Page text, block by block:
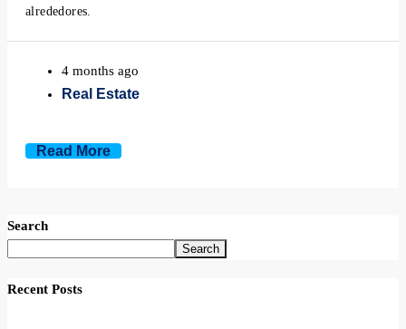
Oakland, Florida
alrededores.
4 months ago
Real Estate
Read More
Search
Search
Recent Posts